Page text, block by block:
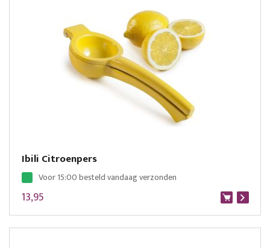
Ibili Citroenpers
Voor 15:00 besteld vandaag verzonden
13,95